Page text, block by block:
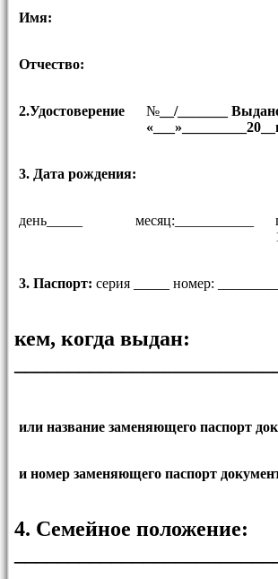
Имя:
Отчество:
2.Удостоверение № __/_______
3. Дата рождения:
день_____ месяц:___________
3. Паспорт: серия _____ номер:
кем, когда выдан:
или название заменяющего паспорт
и номер заменяющего паспорт
4. Семейное положение: